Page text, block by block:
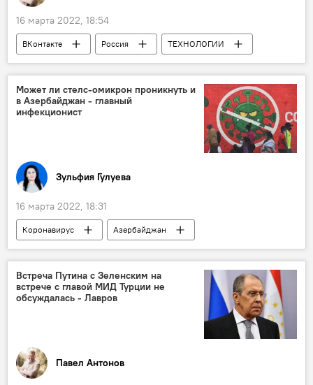
16 марта 2022, 18:54
ВКонтакте Россия
ТЕХНОЛОГИИ
рекорды
Может ли стелс-омикрон проникнуть и
в Азербайджан - главный
инфекционист
Зульфия Гулуева
16 марта 2022, 18:31
Коронавирус
Азербайджан
омикрон штамм
Здоровье ЖИЗНЬ
Встреча Путина с Зеленским на
встрече с главой МИД Турции не
обсуждалась - Лавров
Павел Антонов